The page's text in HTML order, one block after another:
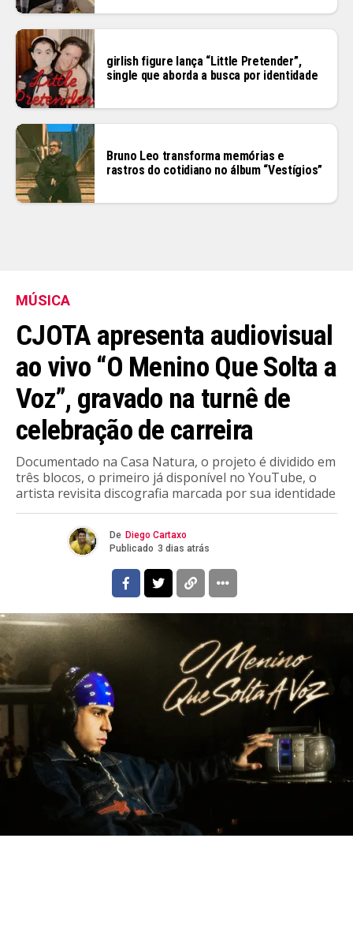
girlish figure lança “Little Pretender”,
single que aborda a busca por identidade
Bruno Leo transforma memórias e
rastros do cotidiano no álbum “Vestígios”
MÚSICA
CJOTA apresenta audiovisual
ao vivo “O Menino Que Solta a
Voz”, gravado na turnê de
celebração de carreira
Documentado na Casa Natura, o projeto é dividido em
três blocos, o primeiro já disponível no YouTube, o
artista revisita discografia marcada por sua identidade
De Diego Cartaxo
Publicado 3 dias atrás